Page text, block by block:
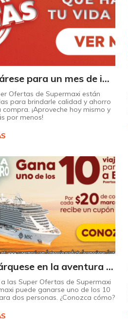
¡Prepárese para un mes de increíbles descuentos en Supermaxi!
Ofertas de Supermaxi están
para brindarle calidad y ahorro
compra. ¡Aproveche hoy mismo y
por menos!
¡Embárquese en la aventura de su vida con Supermaxi!
a las Super Ofertas de Supermaxi
puede ganarse uno de los 10
dos personas. ¿Conozca cómo?